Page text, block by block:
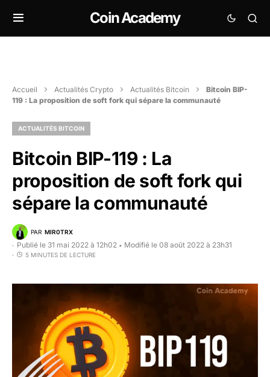
Coin Academy
Accueil Actualités Crypto Actualités Bitcoin
Bitcoin BIP-
119 : La proposition de soft fork qui sépare la communauté
ACTUALITÉS BITCOIN
Bitcoin BIP-119 : La
proposition de soft fork qui
sépare la communauté
PAR MIR0TRX
Publié le 31 mai 2022 à 12h02 • Modifié le 08 août 2022 à 23h31
5 MINUTES DE LECTURE